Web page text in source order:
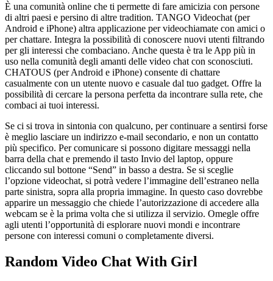
È una comunità online che ti permette di fare amicizia con persone
di altri paesi e persino di altre tradition. TANGO Videochat (per
Android e iPhone) altra applicazione per videochiamate con amici o
per chattare. Integra la possibilità di conoscere nuovi utenti filtrando
per gli interessi che combaciano. Anche questa è tra le App più in
uso nella comunità degli amanti delle video chat con sconosciuti.
CHATOUS (per Android e iPhone) consente di chattare
casualmente con un utente nuovo e casuale dal tuo gadget. Offre la
possibilità di cercare la persona perfetta da incontrare sulla rete, che
combaci ai tuoi interessi.
Se ci si trova in sintonia con qualcuno, per continuare a sentirsi forse
è meglio lasciare un indirizzo e-mail secondario, e non un contatto
più specifico. Per comunicare si possono digitare messaggi nella
barra della chat e premendo il tasto Invio del laptop, oppure
cliccando sul bottone “Send” in basso a destra. Se si sceglie
l’opzione videochat, si potrà vedere l’immagine dell’estraneo nella
parte sinistra, sopra alla propria immagine. In questo caso dovrebbe
apparire un messaggio che chiede l’autorizzazione di accedere alla
webcam se è la prima volta che si utilizza il servizio. Omegle offre
agli utenti l’opportunità di esplorare nuovi mondi e incontrare
persone con interessi comuni o completamente diversi.
Random Video Chat With Girl